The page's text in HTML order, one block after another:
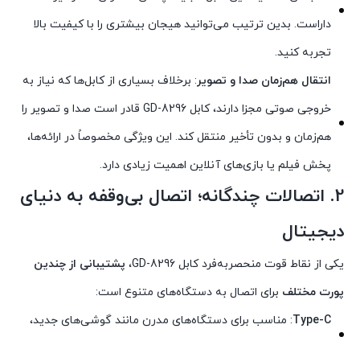
داراست. بدین ترتیب می‌توانید هیجان بیشتری را با کیفیت بالا
تجربه کنید.
انتقال هم‌زمان صدا و تصویر: برخلاف بسیاری از کابل‌ها که نیاز به
خروجی صوتی مجزا دارند، کابل GD-8296 قادر است صدا و تصویر را
هم‌زمان و بدون تأخیر منتقل کند. این ویژگی مخصوصاً در ارائه‌ها،
پخش فیلم یا بازی‌های آنلاین اهمیت زیادی دارد.
2. اتصالات چندگانه؛ اتصال بی‌وقفه به دنیای
دیجیتال
یکی از نقاط قوت منحصربه‌فرد کابل GD-8296،
پشتیبانی از چندین
پورت مختلف برای اتصال به دستگاه‌های متنوع است:
Type-C: مناسب برای دستگاه‌های مدرن مانند گوشی‌های جدید،